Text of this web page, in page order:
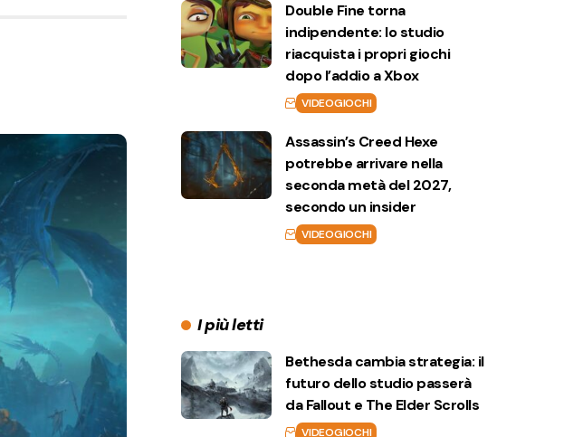
Double Fine torna
indipendente: lo studio
riacquista i propri giochi
dopo l’addio a Xbox
VIDEOGIOCHI
Assassin’s Creed Hexe
potrebbe arrivare nella
seconda metà del 2027,
secondo un insider
VIDEOGIOCHI
I più letti
Bethesda cambia strategia: il
futuro dello studio passerà
da Fallout e The Elder Scrolls
VIDEOGIOCHI